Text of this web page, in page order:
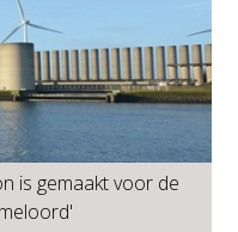
is gemaakt voor de